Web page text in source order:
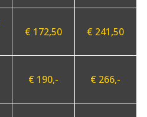
€ 172,50 € 241,50
€ 190,- € 266,-